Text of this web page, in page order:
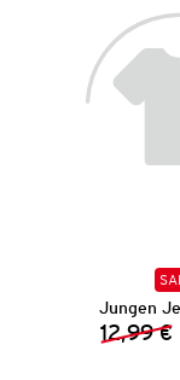
Jungen
12,99 €